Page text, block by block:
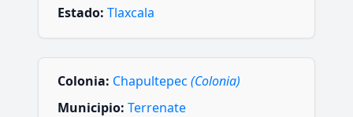
Estado: Tlaxcala
Colonia: Chapultepec (Colonia)
Municipio: Terrenate